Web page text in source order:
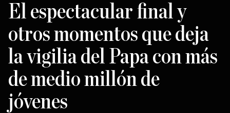
El espectacular final y
otros momentos que deja
la vigilia del Papa con más
de medio millón de
jóvenes